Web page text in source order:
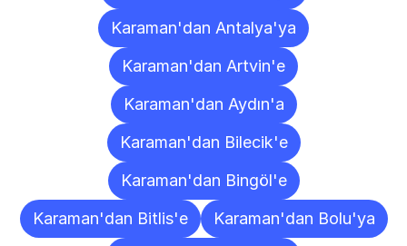
Karaman'dan Antalya'ya
Karaman'dan Artvin'e
Karaman'dan Aydın'a
Karaman'dan Bilecik'e
Karaman'dan Bingöl'e
Karaman'dan Bitlis'e
Karaman'dan Bolu'ya